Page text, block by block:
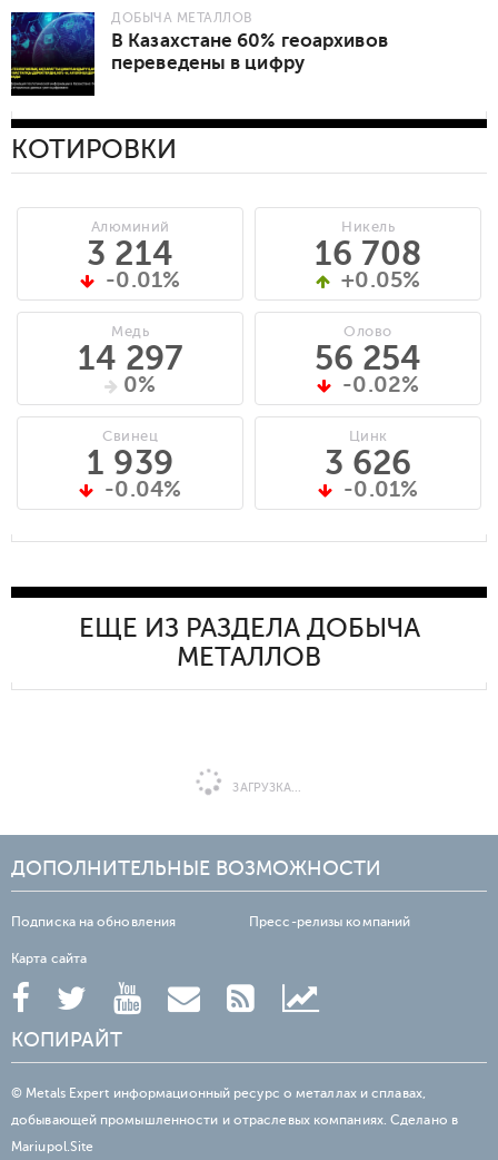
ДОБЫЧА МЕТАЛЛОВ
В Казахстане 60% геоархивов
переведены в цифру
КОТИРОВКИ
Алюминий
3 214
-0.01%
Медь
14 297
0%
Свинец
1 939
-0.04%
Никель
16 708
+0.05%
Олово
56 254
-0.02%
Цинк
3 626
-0.01%
ЕЩЕ ИЗ РАЗДЕЛА ДОБЫЧА
МЕТАЛЛОВ
ЗАГРУЗКА...
ДОПОЛНИТЕЛЬНЫЕ ВОЗМОЖНОСТИ
Подписка на обновления Пресс-релизы компаний
Карта сайта
КОПИРАЙТ
© Metals Expert информационный ресурс о металлах и сплавах,
добывающей промышленности и отраслевых компаниях. Сделано в
Mariupol.Site